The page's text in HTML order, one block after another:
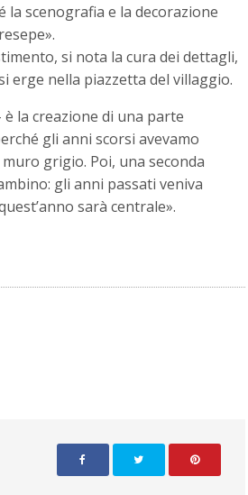
la scenografia e la decorazione
si nota la cura dei dettagli,
erge nella piazzetta del villaggio.
è la creazione di una parte
gli anni scorsi avevamo
grigio. Poi, una seconda
gli anni passati veniva
sarà centrale».